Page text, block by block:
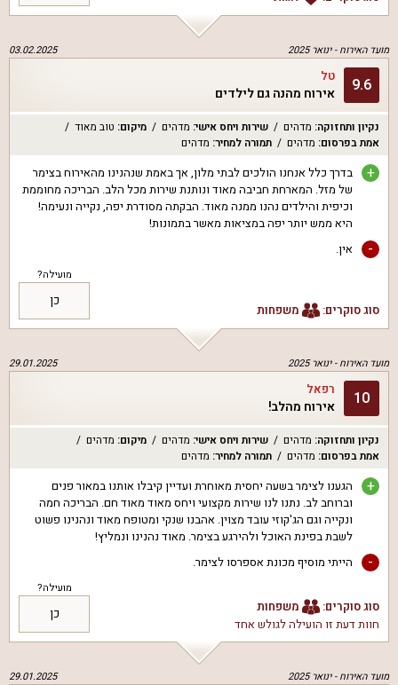
מועד האירוח -ינואר 2025 03.02.2025
9.6 טל
אירוח מהנה גם לילדים
נקיון ותחזוקה: מדהים שירות ויחס אישי: מדהים מיקום: טוב מאוד
אמת בפרסום: מדהים תמורה למחיר: מדהים
+
בדרך כלל אנחנו הולכים לבתי מלון, אך באמת שנהנינו מהאירוח בצימר
של מזל. המארחת חביבה מאוד ונותנת שירות מכל הלב. הבריכה מחוממת
וכיפית והילדים נהנו ממנה מאוד. הבקתה מסודרת יפה, נקייה ונעימה!
היא ממש יותר יפה במציאות מאשר בתמונות!
- אין.
סוג סוקרים: משפחות
מועילה?
כן
מועד האירוח -ינואר 2025 29.01.2025
10 רפאל
אירוח מהלב!
נקיון ותחזוקה: מדהים שירות ויחס אישי: מדהים מיקום: מדהים
אמת בפרסום: מדהים תמורה למחיר: מדהים
+
הגענו לצימר בשעה יחסית מאוחרת ועדיין קיבלו אותנו במאור פנים
וברוחב לב. נתנו לנו שירות מקצועי ויחס מאוד מאוד חם. הבריכה חמה
ונקייה וגם הג'קוזי עובד מצוין. אהבנו שנקי ומטופח מאוד ונהנינו פשוט
לשבת בפינת האוכל ולהירגע בצימר. מאוד נהנינו ונמליץ!
- הייתי מוסיף מכונת אספרסו לצימר.
סוג סוקרים:
משפחות
חוות דעת זו הועילה לגולש אחד
מועילה?
כן
מועד האירוח -ינואר 2025 29.01.2025